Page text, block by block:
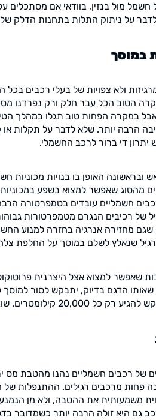
חשמל מול בנזין, בוודאי אם מסתכלים
על ניתוק התלות בתחנות הדלק
במוסך
ולא צפויות של בעלי רכבים
במקרה הפחות טוב תגלו במהלך
הרבה יותר. שלא לדבר על תקלות או
יתרון די ברור לרכב החשמלי.
ובראשונה האופן בו בנויות מכוניות
מהסוג שאפשר למצוא בשפע
חשמליים עובדים בטמפרטורה
של רכיבים הנגרם מטמפרטורות
שגם מחזירה אנרגיה בחזרה למנוע
שנאלץ לשלם במוסך על החלפת
שאפשר למצוא אצל היצרנית
חיסכון פוטנציאלי של עד אלפי שקלים בשנה.
של רכבים חשמליים נהנו מהטבת מס
פחות מרכבים רגילים. ההתנפלות
משמעותית את ההטבה, ולא מן